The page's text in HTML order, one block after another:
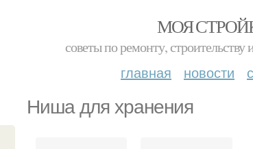
МОЯ
советы по ремонту, строительству
главная новости
Ниша для хранения